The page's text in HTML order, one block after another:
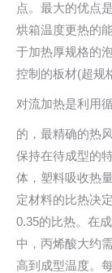
点。最大的优点
烘箱温度更热的
于加热厚规格的
控制的板材(超规
对流加热是利用
的，最精确的热
保持在待成型的
体，塑料吸收热
定材料的比热决
0.35的比热。在
中，丙烯酸大约
高到成型温度。